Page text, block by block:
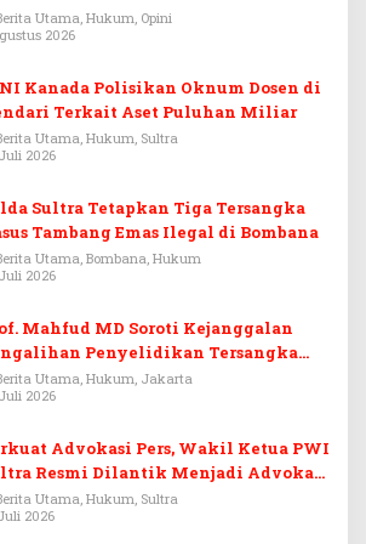
Menjadi Arena Pemerasan
Utama, Hukum, Opini
2026
Kanada Polisikan Oknum Dosen di
Terkait Aset Puluhan Miliar
Utama, Hukum, Sultra
2026
Sultra Tetapkan Tiga Tersangka
Tambang Emas Ilegal di Bombana
Utama, Bombana, Hukum
2026
Mahfud MD Soroti Kejanggalan
Penyelidikan Tersangka
Adriansyah
Utama, Hukum, Jakarta
2026
Advokasi Pers, Wakil Ketua PWI
Resmi Dilantik Menjadi Advokat
Utama, Hukum, Sultra
2026